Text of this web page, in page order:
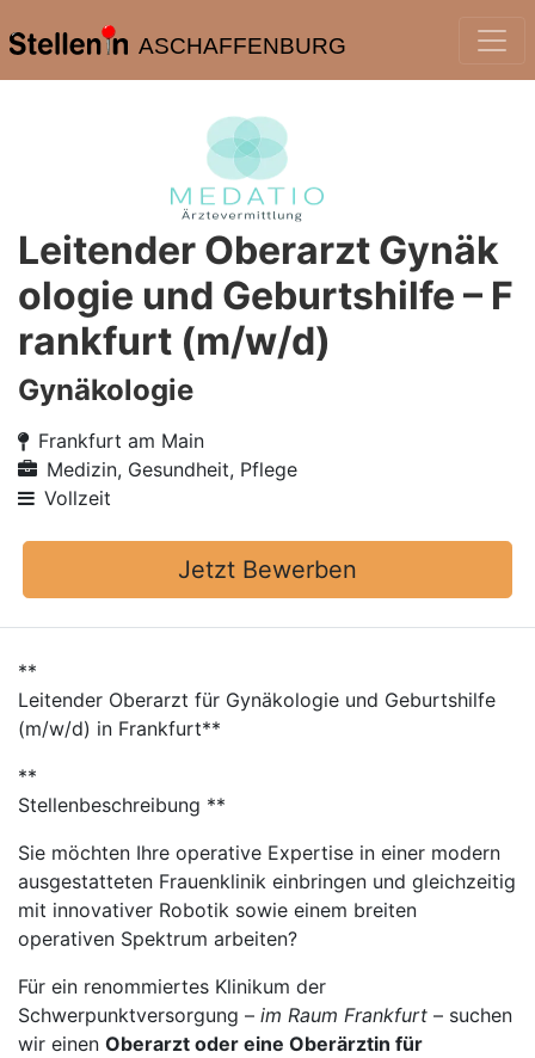
ASCHAFFENBURG
Leitender Oberarzt Gynäk
ologie und Geburtshilfe – F
rankfurt (m/w/d)
Gynäkologie
Frankfurt am Main
Medizin, Gesundheit, Pflege
Vollzeit
Jetzt Bewerben
**
Leitender Oberarzt für Gynäkologie und Geburtshilfe
(m/w/d) in Frankfurt**
**
Stellenbeschreibung **
Sie möchten Ihre operative Expertise in einer modern
ausgestatteten Frauenklinik einbringen und gleichzeitig
mit innovativer Robotik sowie einem breiten
operativen Spektrum arbeiten?
Für ein renommiertes Klinikum der
Schwerpunktversorgung – im Raum Frankfurt – suchen
wir einen Oberarzt oder eine Oberärztin für